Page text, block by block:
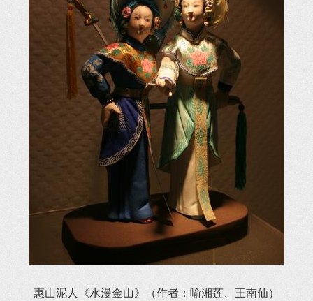
惠山泥人《水漫金山》（作者：喻湘莲、王南仙）